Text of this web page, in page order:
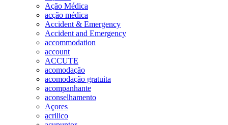
Ação Médica
acção médica
Accident & Emergency
Accident and Emergency
accommodation
account
ACCUTE
acomodação
acomodação gratuita
acompanhante
aconselhamento
Açores
acrilico